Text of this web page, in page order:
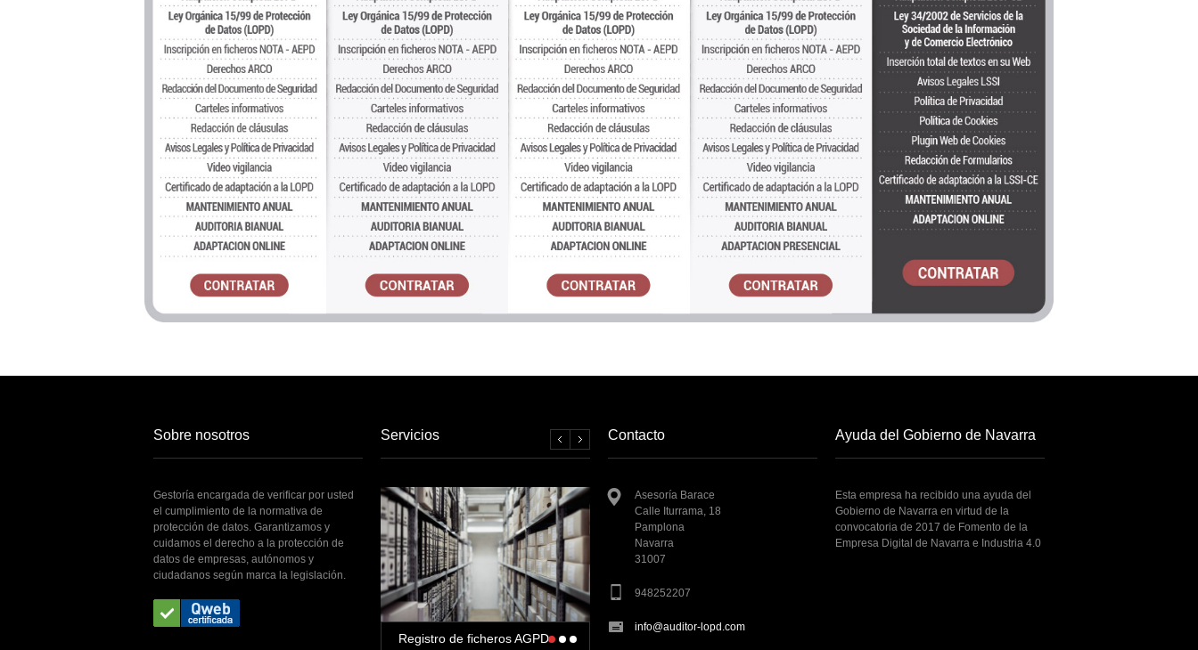
Sobre nosotros
Gestoría encargada de verificar por usted
el cumplimiento de la normativa de
protección de datos. Garantizamos y
cuidamos el derecho a la protección de
datos de empresas, autónomos y
ciudadanos según marca la legislación.
Servicios
Registro de ficheros AGPD
Contacto
Asesoría Barace
Calle Iturrama, 18
Pamplona
Navarra
31007
948252207
info@auditor-lopd.com
Ayuda del Gobierno de Navarra
Esta empresa ha recibido una ayuda del
Gobierno de Navarra en virtud de la
convocatoria de 2017 de Fomento de la
Empresa Digital de Navarra e Industria 4.0